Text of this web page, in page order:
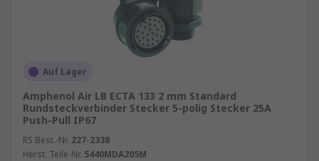
Auf Lager
Amphenol Air LB ECTA 133 2 mm Standard
Rundsteckverbinder Stecker 5-polig Stecker 25A
Push-Pull IP67
RS Best.-Nr. 227-2338
Herst. Teile-Nr. 5440MDA205M